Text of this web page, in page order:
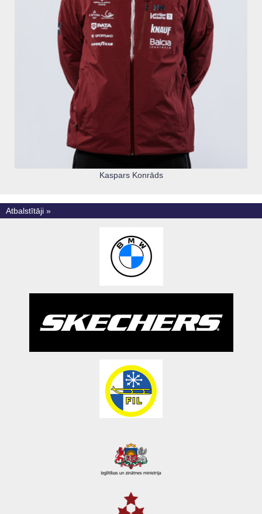
Kaspars Konrāds
Atbalstītāji »